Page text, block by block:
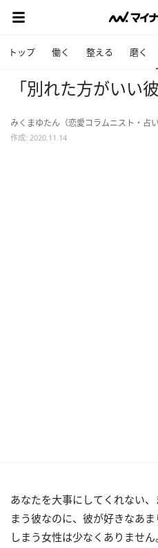
トップ 働く 整える 磨く
「別れた方がいい
みくまゆたん（恋愛コラムニスト・占い
作成: 2020.11.14
あなたを大事にしてくれない
まう彼なのに、彼が好きなあ
しまう女性は少なくありませ